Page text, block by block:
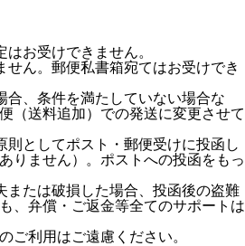
お受けできません。
せん。郵便私書箱宛てはお受けでき
合、条件を満たしていない場合な
（送料追加）での発送に変更させて
則としてポスト・郵便受けに投函し
りません）。ポストへの投函をもっ
または破損した場合、投函後の盗難
、弁償・ご返金等全てのサポートは
ご利用はご遠慮ください。